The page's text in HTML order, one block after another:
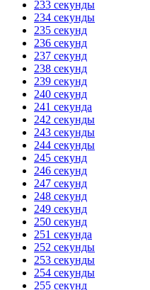
233 секунды
234 секунды
235 секунд
236 секунд
237 секунд
238 секунд
239 секунд
240 секунд
241 секунда
242 секунды
243 секунды
244 секунды
245 секунд
246 секунд
247 секунд
248 секунд
249 секунд
250 секунд
251 секунда
252 секунды
253 секунды
254 секунды
255 секунд